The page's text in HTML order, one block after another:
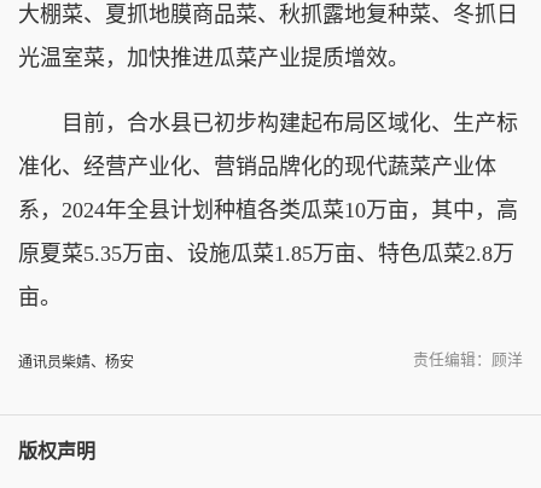
大棚菜、夏抓地膜商品菜、秋抓露地复种菜、冬抓日
光温室菜，加快推进瓜菜产业提质增效。
目前，合水县已初步构建起布局区域化、生产标
准化、经营产业化、营销品牌化的现代蔬菜产业体
系，2024年全县计划种植各类瓜菜10万亩，其中，高
原夏菜5.35万亩、设施瓜菜1.85万亩、特色瓜菜2.8万
亩。
通讯员柴婧、杨安 责任编辑：顾洋
版权声明